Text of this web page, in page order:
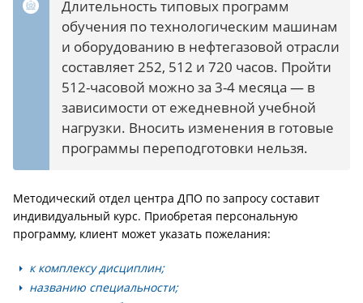
Длительность типовых программ
обучения по технологическим машинам
и оборудованию в нефтегазовой отрасли
составляет 252, 512 и 720 часов. Пройти
512-часовой можно за 3-4 месяца — в
зависимости от ежедневной учебной
нагрузки. Вносить изменения в готовые
программы переподготовки нельзя.
Методический отдел центра ДПО по запросу составит
индивидуальный курс. Приобретая персональную
программу, клиент может указать пожелания:
к комплексу дисциплин;
названию специальности;